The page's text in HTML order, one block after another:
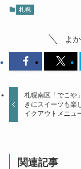
札幌
よ
札幌南区「でこや
きにスイーツも楽
イクアウトメニュ
関連記事